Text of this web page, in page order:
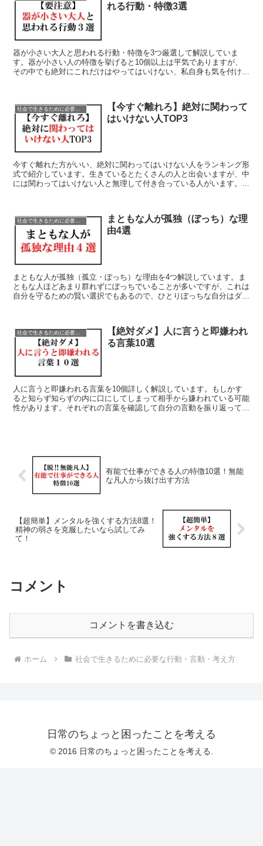
れる行動・特徴3選
器が小さい大人と思われる行動・特徴を3つ厳選して解説していま
す。器が小さい人の特徴を挙げると10個以上は平気でありますが、
その中でも絶対にこれだけはやってはいけない、私自身も気を付けて
社会で生きるために必要な行動・言動・考え方
【今すぐ離れろ】絶対に関わって
はいけない人TOP3
今すぐ離れた方がいい、絶対に関わってはいけない人をランキング形
式で紹介しています。生きているとたくさんの人と出会いますが、中
には関わってはいけない人と無理して付き合っている人がいます。自
社会で生きるために必要な行動・言動・考え方
まともな人が孤独（ぼっち）な理
由4選
まともな人が孤独（孤立・ぼっち）な理由を4つ解説しています。ま
ともな人ほどあまり群れずにぼっちでいることが多いですが、これは
自分を守るための賢い選択でもあるので、ひとりぼっちな自分はダメ
社会で生きるために必要な行動・言動・考え方
【絶対ダメ】人に言うと即嫌われ
る言葉10選
人に言うと即嫌われる言葉を10個詳しく解説しています。もしかす
ると知らず知らずの内に口にしてしまって相手から嫌われている可能
性があります。それぞれの言葉を確認して自分の言動を振り返ってみ
有能で仕事ができる人の特徴10選！無能
な凡人から抜け出す方法
【超簡単】メンタルを強くする方法8選！
精神の弱さを克服したいなら試してみ
て！
コメント
コメントを書き込む
ホーム 社会で生きるために必要な行動・言動・考え方
日常のちょっと困ったことを考える
© 2016 日常のちょっと困ったことを考える.